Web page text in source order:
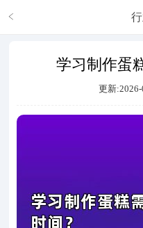
学习制作蛋
更新:2026-